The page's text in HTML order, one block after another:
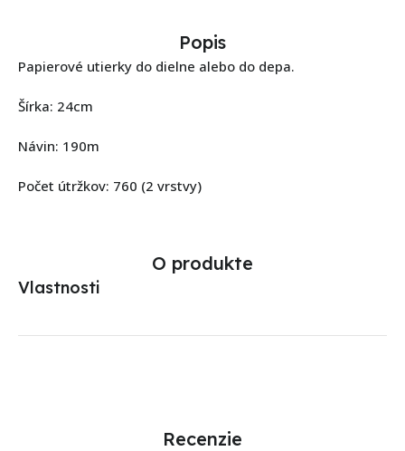
Popis
Papierové utierky do dielne alebo do depa.
Šírka: 24cm
Návin: 190m
Počet útržkov: 760 (2 vrstvy)
O produkte
Vlastnosti
Recenzie